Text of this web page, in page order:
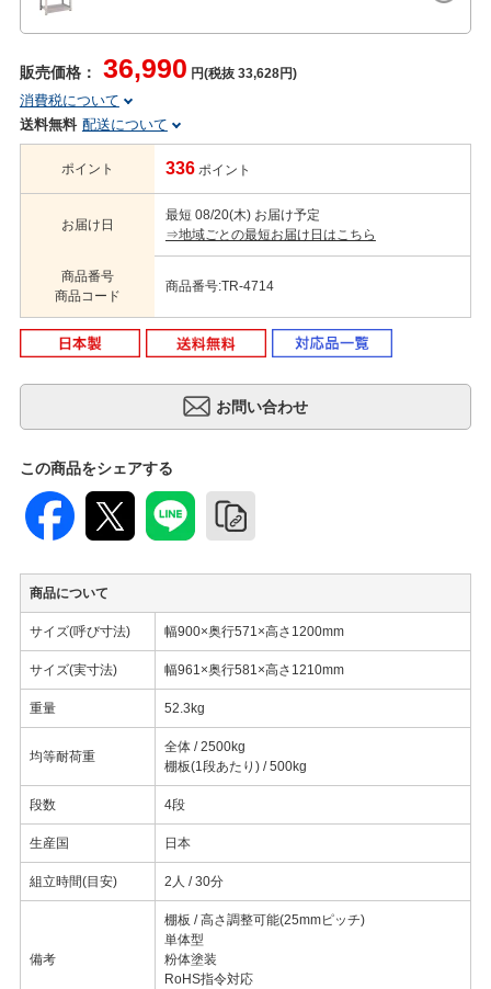
販売価格： 36,990 円(税抜 33,628円)
消費税について
送料無料 配送について
ポイント 336 ポイント
お届け日
最短 08/20(木) お届け予定
⇒地域ごとの最短お届け日はこちら
商品番号
商品コード
商品番号:TR-4714
この商品をシェアする
商品について
サイズ(呼び寸法) 幅900×奥行571×高さ1200mm
サイズ(実寸法) 幅961×奥行581×高さ1210mm
重量 52.3kg
均等耐荷重
全体 / 2500kg
棚板(1段あたり) / 500kg
段数 4段
生産国 日本
組立時間(目安) 2人 / 30分
備考
棚板 / 高さ調整可能(25mmピッチ)
単体型
粉体塗装
RoHS指令対応